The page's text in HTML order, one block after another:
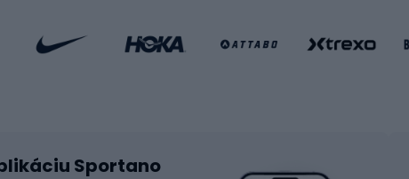
štýle
Bicykle pre deti
Tašky na bicykel
Sportano